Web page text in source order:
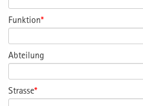
Funktion*
Abteilung
Strasse*